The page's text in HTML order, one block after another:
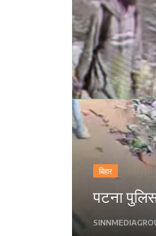
बिहार
पटना